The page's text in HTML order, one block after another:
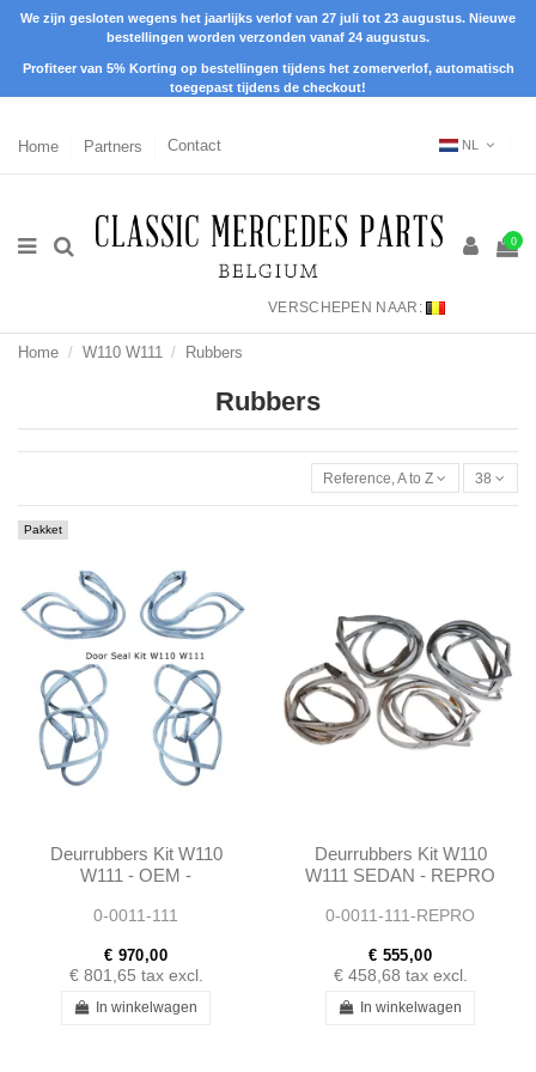
We zijn gesloten wegens het jaarlijks verlof van 27 juli tot 23 augustus. Nieuwe
bestellingen worden verzonden vanaf 24 augustus.
Profiteer van 5% Korting op bestellingen tijdens het zomerverlof, automatisch
toegepast tijdens de checkout!
Home Partners Contact NL
0
VERSCHEPEN NAAR:
Home W110 W111 Rubbers
Rubbers
Reference, A to Z 38
Pakket
Deurrubbers Kit W110
W111 - OEM -
0-0011-111
€ 970,00
€ 801,65 tax excl.
In winkelwagen
Deurrubbers Kit W110
W111 SEDAN - REPRO
0-0011-111-REPRO
€ 555,00
€ 458,68 tax excl.
In winkelwagen